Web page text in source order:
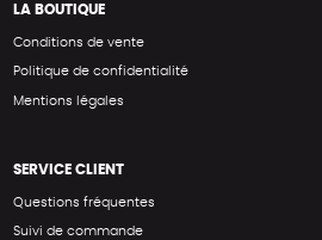
LA BOUTIQUE
Conditions de vente
Politique de confidentialité
Mentions légales
SERVICE CLIENT
Questions fréquentes
Suivi de commande